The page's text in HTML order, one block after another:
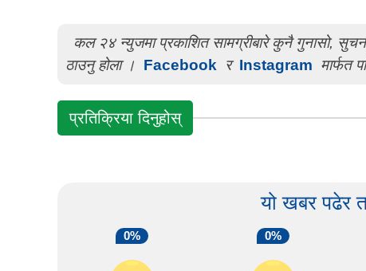
कल २४ न्युजमा प्रकाशित सामग्रीबारे कुनै गुनासो,
ठाउनु होला ।
Facebook र Instagram मार्फत
प्रतिक्रिया दिनुहोस्
यो खबर पढेर
0% 0%